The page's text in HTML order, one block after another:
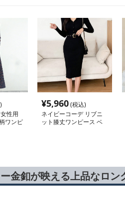
性用
ワンピ
¥5,960(税込)
ネイビーコーデ リブニ
ット膝丈ワンピース ベ
金釦が映える上品なロン